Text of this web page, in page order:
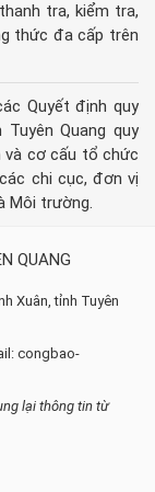
tra, kiểm tra,
thức đa cấp trên
Quyết định quy
Quang quy
và cơ cấu tổ chức
chi cục, đơn vị
Môi trường.
QUANG
Xuân, tỉnh Tuyên
congbao-
lại thông tin từ